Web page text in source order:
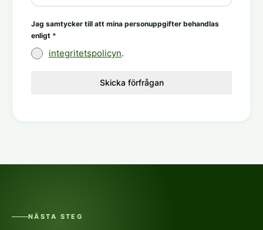
Jag samtycker till att mina personuppgifter behandlas
enligt *
integritetspolicyn.
Skicka förfrågan
NÄSTA STEG